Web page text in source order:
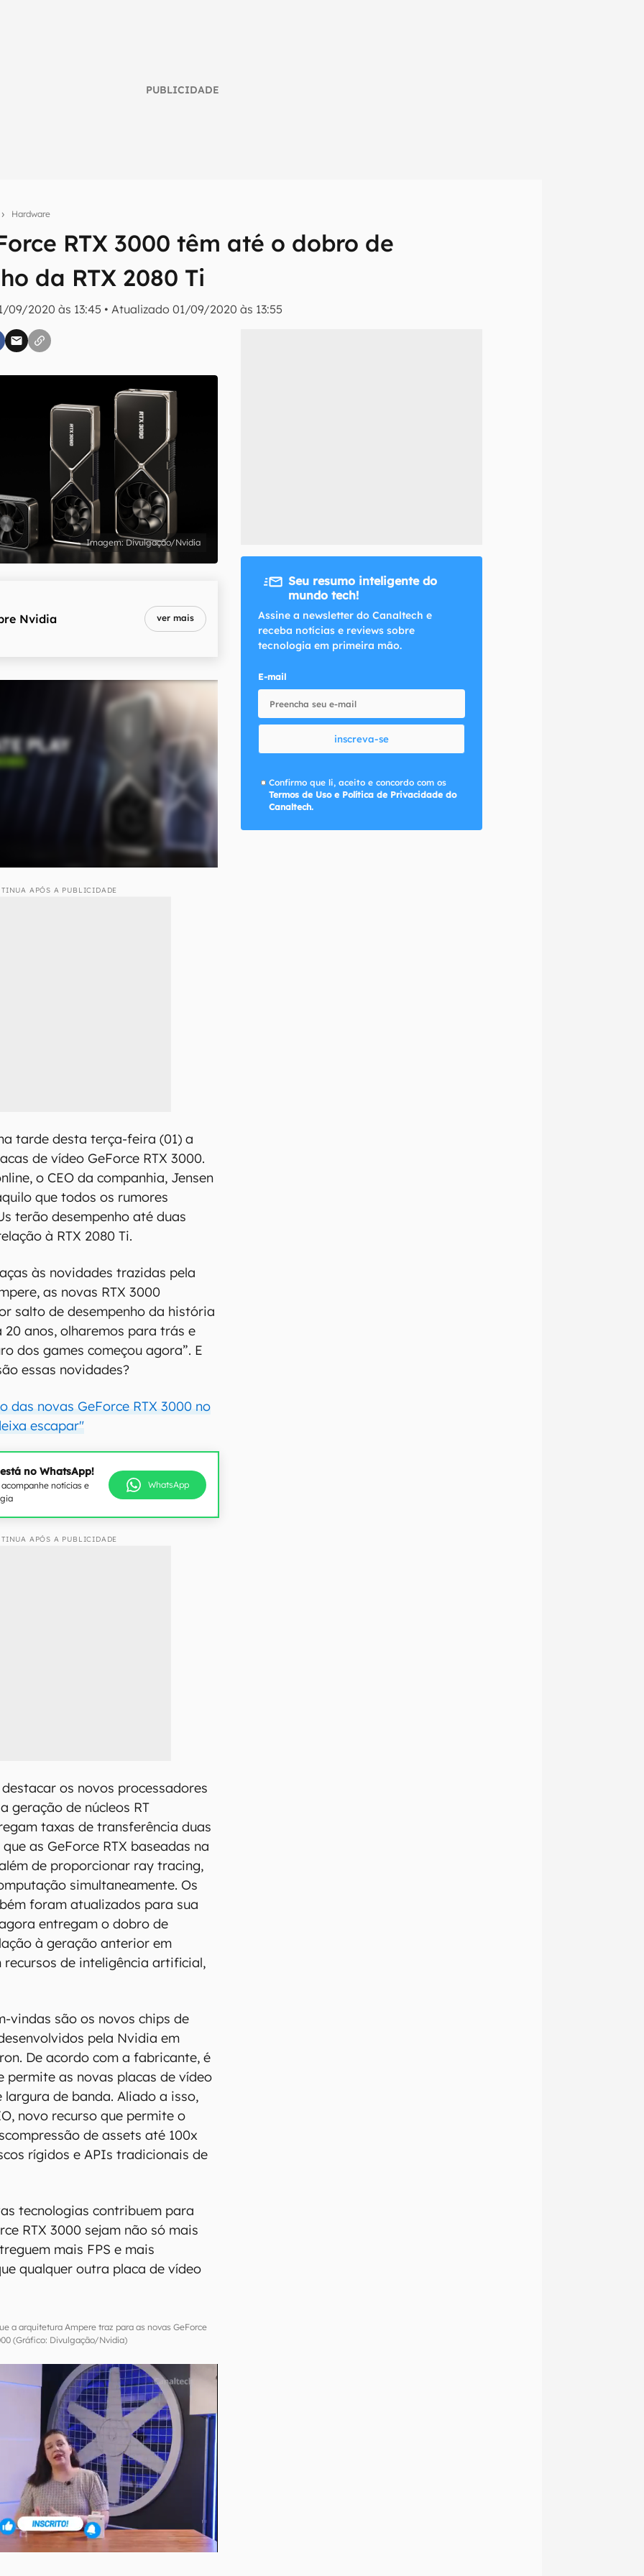
PUBLICIDADE
Hardware
RTX 3000 têm até o dobro de
da RTX 2080 Ti
09/2020 às 13:45 •Atualizado01/09/2020 às 13:55
do Canaltech e receba notícias e reviews sobre tecnologia em primeira
inscreva-se
aceito e concordo com os Termos de Uso e Política de Privacidade do Canaltech.
Divulgação/Nvidia
Nvidia ver mais
APÓS A PUBLICIDADE
tarde desta terça-feira (01) a
de vídeo GeForce RTX 3000.
o CEO da companhia, Jensen
que todos os rumores
terão desempenho até duas
à RTX 2080 Ti.
às novidades trazidas pela
as novas RTX 3000
salto de desempenho da história
20 anos, olharemos para trás e
dos games começou agora”. E
essas novidades?
das novas GeForce RTX 3000 no
escapar"
no WhatsApp!
notícias e
WhatsApp
APÓS A PUBLICIDADE
os novos processadores
geração de núcleos RT
taxas de transferência duas
as GeForce RTX baseadas na
de proporcionar ray tracing,
simultaneamente. Os
foram atualizados para sua
entregam o dobro de
à geração anterior em
de inteligência artificial,
vindas são os novos chips de
pela Nvidia em
De acordo com a fabricante, é
permite as novas placas de vídeo
largura de banda. Aliado a isso,
novo recurso que permite o
de assets até 100x
rígidos e APIs tradicionais de
tecnologias contribuem para
RTX 3000 sejam não só mais
mais FPS e mais
qualquer outra placa de vídeo
a arquitetura Ampere traz para as novas GeForce
(Gráfico: Divulgação/Nvidia)
Seu resumo inteligente do
mundo tech!
Assine a newsletter do Canaltech e
receba notícias e reviews sobre
tecnologia em primeira mão.
E-mail
inscreva-se
Confirmo que li, aceito e concordo com os
Termos de Uso e Política de Privacidade do
Canaltech.